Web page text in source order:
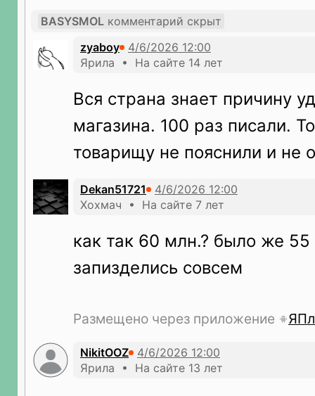
BASYSMOL комментарий скрыт
zyaboy
Ярила • На сайте 14 лет
Вся страна знает причину
магазина. 100 раз писали.
товарищу не пояснили и не
Dekan51721
Хохмач • На сайте 7 лет
как так 60 млн.? было же
запизделись совсем
Размещено через приложение
NikitOOZ
Ярила • На сайте 13 лет